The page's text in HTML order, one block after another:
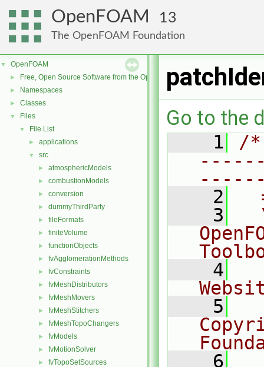
OpenFOAM 13
The OpenFOAM Foundation
▼ OpenFOAM
► Free, Open Source Software from the OpenFOAM Foundation
► Namespaces
► Classes
▼ Files
▼ File List
► applications
▼ src
► atmosphericModels
► combustionModels
► conversion
► dummyThirdParty
► fileFormats
► finiteVolume
► functionObjects
► fvAgglomerationMethods
► fvConstraints
► fvMeshDistributors
► fvMeshMovers
► fvMeshStitchers
► fvMeshTopoChangers
► fvModels
► fvMotionSolver
► fvTopoSetSources
Go to the
    1
/
    2
    3
    4
    5
    6